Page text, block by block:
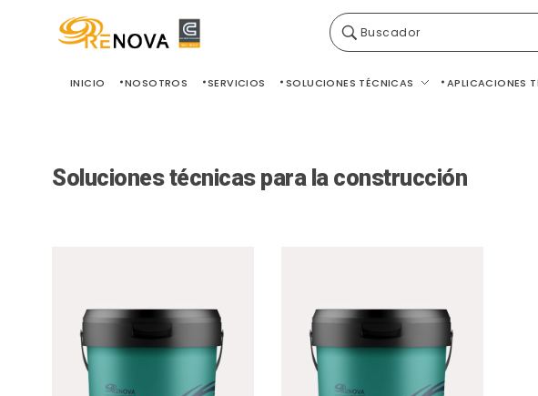
Buscador
INICIO NOSOTROS SERVICIOS SOLUCIONES TÉCNICAS APLICACIONES
Soluciones técnicas para la construcción